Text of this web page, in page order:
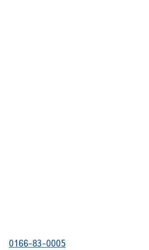
0166-83-0005